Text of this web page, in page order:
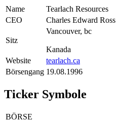
Name
Tearlach Resources
CEO
Charles Edward Ross
Sitz
Vancouver, bc
Kanada
Website
tearlach.ca
Börsengang 19.08.1996
Ticker Symbole
BÖRSE